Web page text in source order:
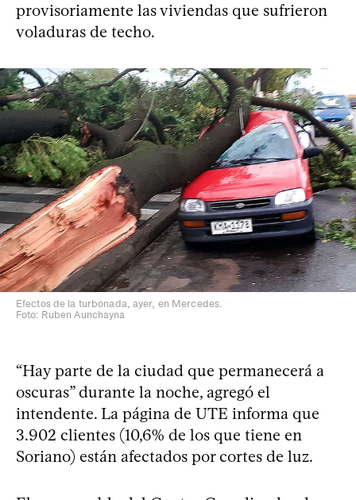
provisoriamente las viviendas que sufrieron
voladuras de techo.
Efectos de la turbonada, ayer, en Mercedes.
Foto: Ruben Aunchayna
“Hay parte de la ciudad que permanecerá a
oscuras” durante la noche, agregó el
intendente. La página de UTE informa que
3.902 clientes (10,6% de los que tiene en
Soriano) están afectados por cortes de luz.